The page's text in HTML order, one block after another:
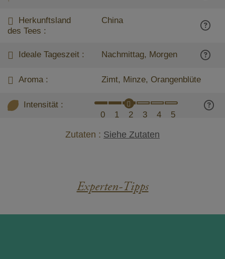
Herkunftsland
des Tees :
China
Ideale Tageszeit : Nachmittag, Morgen
Aroma : Zimt, Minze, Orangenblüte
Intensität :
0
1 2 3 4 5
Zutaten : Siehe Zutaten
Experten-Tipps